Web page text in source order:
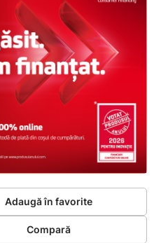
Adaugă în favorite
Compară